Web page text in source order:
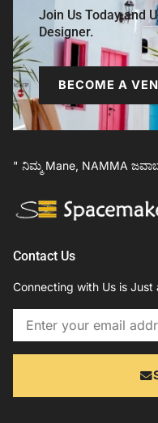
Join Us Today and
Designer.
BECOME A
" ನಿಮ್ಮ Mane, NAMMA
Contact Us
Connecting with Us is Just
Email